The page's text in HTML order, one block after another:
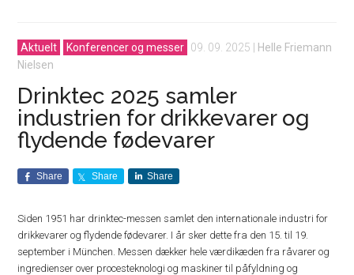
Aktuelt Konferencer og messer 09. 09. 2025
Helle Friemann
Nielsen
Drinktec 2025 samler
industrien for drikkevarer og
flydende fødevarer
Share Share Share
Siden 1951 har drinktec-messen samlet den internationale industri for
drikkevarer og flydende fødevarer. I år sker dette fra den 15. til 19.
september i München. Messen dækker hele værdikæden fra råvarer og
ingredienser over procesteknologi og maskiner til påfyldning og